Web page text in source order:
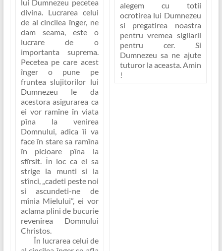
lui Dumnezeu pecetea
divina. Lucrarea celui
de al cincilea înger, ne
dam seama, este o
lucrare de o
importanta suprema.
Pecetea pe care acest
înger o pune pe
fruntea slujitorilor lui
Dumnezeu le da
acestora asigurarea ca
ei vor ramîne în viata
pîna la venirea
Domnului, adica îi va
face în stare sa ramîna
în picioare pîna la
sfîrsit. În loc ca ei sa
strige la munti si la
stînci, „cadeti peste noi
si ascundeti-ne de
mînia Mielului”, ei vor
aclama plini de bucurie
revenirea Domnului
Christos.
În lucrarea celui de
alegem cu totii
ocrotirea lui Dumnezeu
si pregatirea noastra
pentru vremea sigilarii
pentru cer. Si
Dumnezeu sa ne ajute
tuturor la aceasta. Amin
!